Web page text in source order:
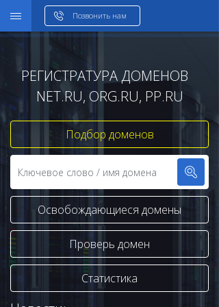
Позвонить нам
РЕГИСТРАТУРА ДОМЕНОВ
NET.RU, ORG.RU, PP.RU
Подбор доменов
Освобождающиеся домены
Проверь домен
Статистика